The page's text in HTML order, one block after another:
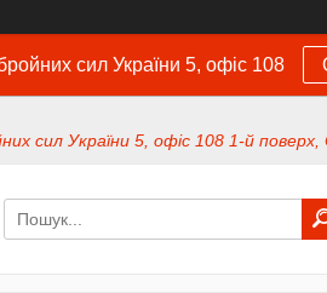
сил України 5, офіс 108
сил України 5, офіс 108 1-й поверх,